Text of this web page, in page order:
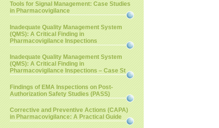
Tools for Signal Management: Case Studies
in Pharmacovigilance
Inadequate Quality Management System
(QMS): A Critical Finding in
Pharmacovigilance Inspections
Inadequate Quality Management System
(QMS): A Critical Finding in
Pharmacovigilance Inspections – Case St
Findings of EMA Inspections on Post-
Authorization Safety Studies (PASS)
Corrective and Preventive Actions (CAPA)
in Pharmacovigilance: A Practical Guide